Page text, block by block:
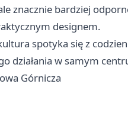
znacznie bardziej
designem.
spotyka się z
działania w samym
Górnicza